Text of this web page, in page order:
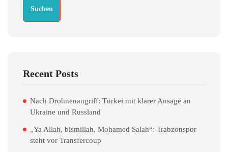
Suchen
Recent Posts
Nach Drohnenangriff: Türkei mit klarer Ansage an
Ukraine und Russland
„Ya Allah, bismillah, Mohamed Salah“: Trabzonspor
steht vor Transfercoup